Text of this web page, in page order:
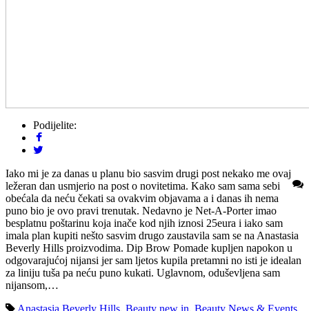
Podijelite:
Iako mi je za danas u planu bio sasvim drugi post nekako me ovaj
ležeran dan usmjerio na post o novitetima. Kako sam sama sebi
obećala da neću čekati sa ovakvim objavama a i danas ih nema
puno bio je ovo pravi trenutak. Nedavno je Net-A-Porter imao
besplatnu poštarinu koja inače kod njih iznosi 25eura i iako sam
imala plan kupiti nešto sasvim drugo zaustavila sam se na Anastasia
Beverly Hills proizvodima. Dip Brow Pomade kupljen napokon u
odgovarajućoj nijansi jer sam ljetos kupila pretamni no isti je idealan
za liniju tuša pa neću puno kukati. Uglavnom, oduševljena sam
nijansom,…
Anastasia Beverly Hills, Beauty new in, Beauty News & Events,